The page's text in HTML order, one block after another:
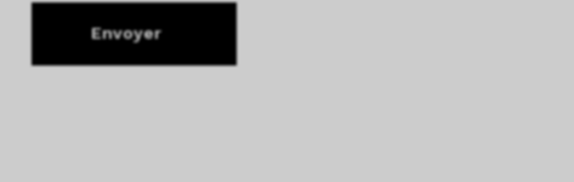
Envoyer